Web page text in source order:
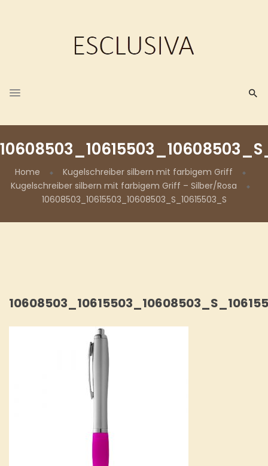
Home
Kugelschreiber silbern mit farbigem Griff
Kugelschreiber silbern mit farbigem Griff – Silber/Rosa
10608503_10615503_10608503_S_10615503_S